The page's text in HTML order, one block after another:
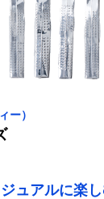
ー）
ュアルに楽